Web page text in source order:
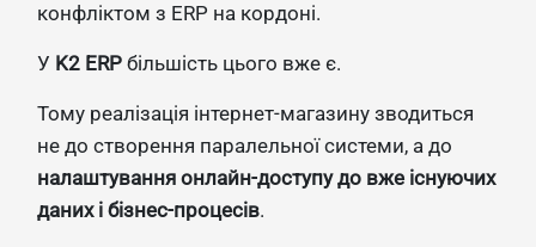
конфліктом з ERP на кордоні.
У K2 ERP більшість цього вже є.
Тому реалізація інтернет-магазину зводиться
не до створення паралельної системи, а до
налаштування онлайн-доступу до вже існуючих
даних і бізнес-процесів.